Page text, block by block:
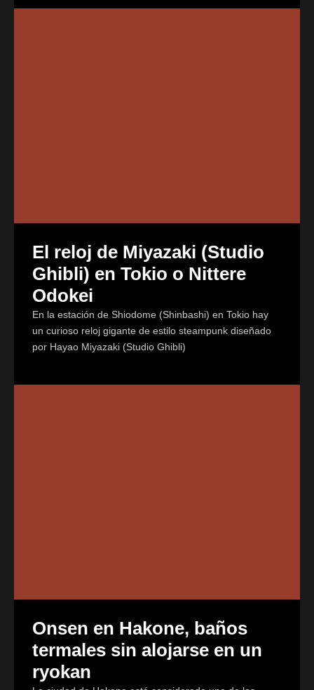
El reloj de Miyazaki (Studio
Ghibli) en Tokio o Nittere
Odokei
En la estación de Shiodome (Shinbashi) en Tokio hay
un curioso reloj gigante de estilo steampunk diseñado
por Hayao Miyazaki (Studio Ghibli)
Onsen en Hakone, baños
termales sin alojarse en un
ryokan